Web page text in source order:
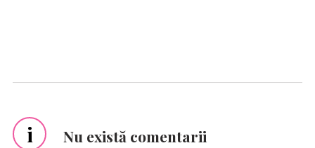
i Nu există comentarii